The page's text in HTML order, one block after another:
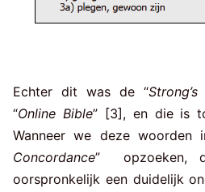
Echter dit was de “
“Online Bible” [3], en die is
Wanneer we deze woorden
Concordance” opzoeken,
oorspronkelijk een duidelijk